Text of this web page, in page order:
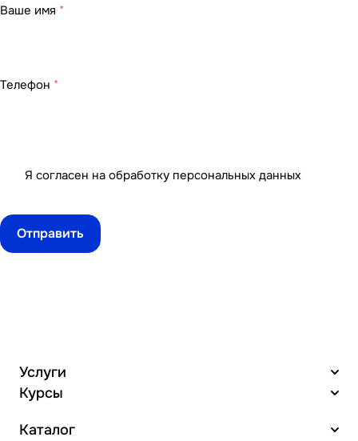
Ваше имя *
Телефон *
Я согласен на обработку персональных данных
Услуги
Курсы
Каталог